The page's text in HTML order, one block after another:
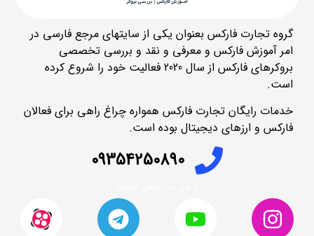
گروه تجارت فارکس بعنوان یکی از سایتهای مرجع فارسی در
امر آموزش فارکس و معرفی و نقد و بررسی تخصصی
بروکرهای فارکس از سال 2020 فعالیت خود را شروع کرده
است.
خدمات رایگان تجارت فارکس همواره چراغ راهی برای فعالان
فارکس و ارزهای دیجیتال بوده است.
09354250890